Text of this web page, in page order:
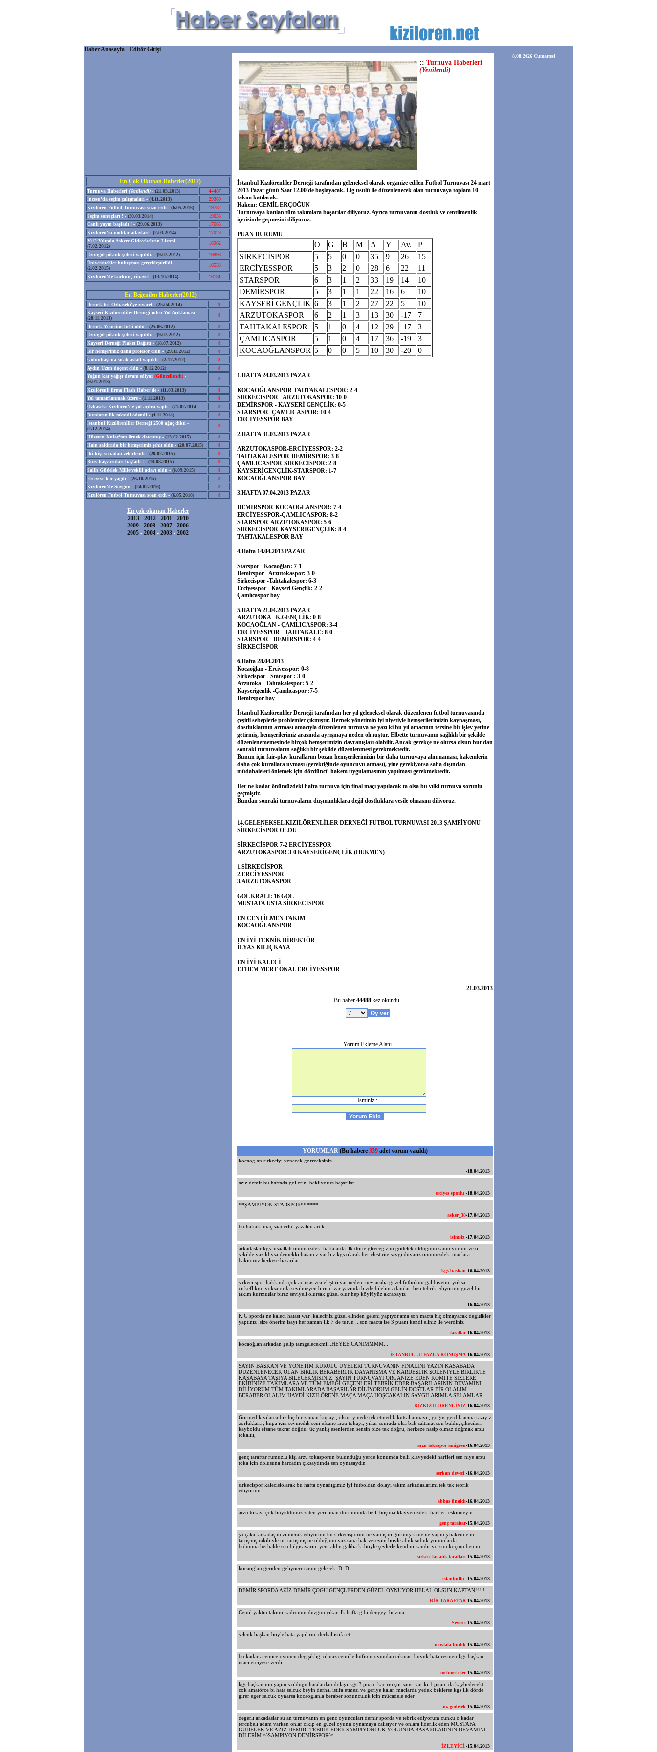
Haber Anasayfa - Editör Girişi
En Çok Okunan Haberler(2012)
Turnuva Haberleri (Yenilendi) - (21.03.2013)
44487
İncesu'da seçim çalışmaları - (4.11.2013)
29360
Kızılören Futbol Turnuvası soan erdi - (6.05.2016)
19732
Seçim sonuçları ! - (30.03.2014)
19038
Canlı yayın başladı ! - (29.06.2013)
17663
Kızılören'in muhtar adayları - (2.03.2014)
17026
2012 Yılında Askere Gidecekelerin Listesi -
(7.02.2012)
16962
Uzungöl piknik şöleni yapıldı. - (9.07.2012)
16896
Üniversiteliler buluşması gerçekleştirildi -
(2.02.2015)
16538
Kızılören'de korkunç cinayet - (13.10.2014) 16181
En Beğenilen Haberler(2012)
Dernek'ten Özhaseki'ye ziyaret - (25.04.2014)
9
Kayseri Kızılörenliler Derneği'nden Yol Açıklaması -
(28.11.2013)
8
Dernek Yönetimi belli oldu - (25.06.2012)
8
Uzungöl piknik şöleni yapıldı. - (9.07.2012)
8
Kayseri Derneği Plaket Dağıttı - (18.07.2012)
8
Bir hemşerimiz daha profesör oldu - (29.11.2012)
8
Gölünbaşı'na sıcak asfalt yapıldı - (2.12.2012)
8
Aydın Uzun doçent oldu - (8.12.2012)
8
Yoğun kar yağışı devam ediyor(Güncellendi) -
(9.01.2013)
8
Kızılörenli firma Flash Haber'de - (11.03.2013)
8
Yol tamamlanmak üzere - (1.11.2013)
8
Özhaseki Kızılören'de yol açılışı yaptı - (21.02.2014)
8
Bursların ilk taksidi ödendi - (4.11.2014)
8
İstanbul Kızılörenliler Derneği 2500 ağaç dikti -
(2.12.2014)
8
Hüseyin Kulaç'tan örnek davranış - (13.02.2015)
8
Hain saldırıda bir hemşerimiz şehit oldu - (20.07.2015)
8
İki kişi sobadan zehirlendi - (20.02.2015)
8
Burs başvuruları başladı ! - (10.08.2015)
8
Salih Güdelek Milletvekili adayı oldu - (6.09.2015)
8
Erciyese kar yağdı - (26.10.2015)
8
Kızılören'de Soygun - (24.02.2016)
8
Kızılören Futbol Turnuvası soan erdi - (6.05.2016) 8
En çok okunan Haberler
2013- 2012- 2011- 2010
2009 - 2008 - 2007 - 2006
2005 - 2004 - 2003 - 2002
:: Turnuva Haberleri
(Yenilendi)
İstanbul Kızılörenliler Derneği tarafından geleneksel olarak organize edilen Futbol Turnuvası 24 mart
2013 Pazar günü Saat 12.00'de başlayacak. Lig usulü ile düzenlenecek olan turnuvaya toplam 10
takım katılacak.
Hakem: CEMİL ERÇOĞUN
Turnuvaya katılan tüm takımlara başarılar diliyoruz. Ayrıca turnuvanın dostluk ve centilmenlik
içerisinde geçmesini diliyoruz.
PUAN DURUMU
O G B M A Y Av.
P
SİRKECİSPOR
5 5 0 0 35 9 26
15
ERCİYESSPOR
5 3 2 0 28 6 22
11
STARSPOR
6 3 1 2 33 19 14
10
DEMİRSPOR
5 3 1 1 22 16 6
10
KAYSERİ GENÇLİK 6 3 1 2 27 22 5
10
ARZUTOKASPOR
6 2 1 3 13 30 -17
7
TAHTAKALESPOR
5 1 0 4 12 29 -17
3
ÇAMLICASPOR
5 1 0 4 17 36 -19
3
KOCAOĞLANSPOR 5 0 0 5 10 30 -20 0
1.HAFTA 24.03.2013 PAZAR
KOCAOĞLANSPOR-TAHTAKALESPOR: 2-4
SİRKECİSPOR - ARZUTOKASPOR: 10-0
DEMİRSPOR - KAYSERİ GENÇLİK: 0-5
STARSPOR -ÇAMLICASPOR: 10-4
ERCİYESSPOR BAY
2.HAFTA 31.03.2013 PAZAR
ARZUTOKASPOR-ERCİYESSPOR: 2-2
TAHTAKALESPOR-DEMİRSPOR: 3-8
ÇAMLICASPOR-SİRKECİSPOR: 2-8
KAYSERİGENÇLİK-STARSPOR: 1-7
KOCAOĞLANSPOR BAY
3.HAFTA 07.04.2013 PAZAR
DEMİRSPOR-KOCAOĞLANSPOR: 7-4
ERCİYESSPOR-ÇAMLICASPOR: 8-2
STARSPOR-ARZUTOKASPOR: 5-6
SİRKECİSPOR-KAYSERİGENÇLİK: 8-4
TAHTAKALESPOR BAY
4.Hafta 14.04.2013 PAZAR
Starspor - Kocaoğlan: 7-1
Demirspor - Arzutokaspor: 3-0
Sirkecispor -Tahtakalespor: 6-3
Erciyesspor - Kayseri Gençlik: 2-2
Çamlıcaspor bay
5.HAFTA 21.04.2013 PAZAR
ARZUTOKA - K.GENÇLİK: 0-8
KOCAOĞLAN - ÇAMLICASPOR: 3-4
ERCİYESSPOR - TAHTAKALE: 8-0
STARSPOR - DEMİRSPOR: 4-4
SİRKECİSPOR
6.Hafta 28.04.2013
Kocaoğlan - Erciyesspor: 0-8
Sirkecispor - Starspor : 3-0
Arzutoka - Tahtakalespor: 5-2
Kayserigenlik -Çamlıcaspor :7-5
Demirspor bay
İstanbul Kızılörenliler Derneği tarafından her yıl geleneksel olarak düzenlenen futbol turnuvasında
çeşitli sebeplerle problemler çıkmıştır. Dernek yönetimin iyi niyetiyle hemşerilerimizin kaynaşması,
dostluklarının artması amacıyla düzenlenen turnuva ne yazı ki bu yıl amacının tersine bir işlev yerine
getirmiş, hemşerilerimiz arasında ayrışmaya neden olmuştur. Elbette turnuvanın sağlıklı bir şekilde
düzenlenememesinde birçok hemşerimizin davranışları olabilir. Ancak gerekçe ne olursa olsun bundan
sonraki turnuvaların sağlıklı bir şekilde düzenlenmesi gerekmektedir.
Bunun için fair-play kurallarını bozan hemşerilerimizin bir daha turnuvaya alınmaması, hakemlerin
daha çok kurallara uyması (gerektiğinde oyuncuyu atması), yine gerekiyorsa saha dışından
müdahaleleri önlemek için dördüncü hakem uygulamasının yapılması gerekmektedir.
Her ne kadar önümüzdeki hafta turnuva için final maçı yapılacak ta olsa bu yılki turnuva sorunlu
geçmiştir.
Bundan sonraki turnuvaların düşmanlıklara değil dostluklara vesile olmasını diliyoruz.
14.GELENEKSEL KIZILÖRENLİLER DERNEĞİ FUTBOL TURNUVASI 2013 ŞAMPİYONU
SİRKECİSPOR OLDU
SİRKECİSPOR 7-2 ERCİYESSPOR
ARZUTOKASPOR 3-0 KAYSERİGENÇLİK (HÜKMEN)
1.SİRKECİSPOR
2.ERCİYESSPOR
3.ARZUTOKASPOR
GOL KRALI: 16 GOL
MUSTAFA USTA SİRKECİSPOR
EN CENTİLMEN TAKIM
KOCAOĞLANSPOR
EN İYİ TEKNİK DİREKTÖR
İLYAS KILIÇKAYA
EN İYİ KALECİ
ETHEM MERT ÖNAL ERCİYESSPOR
21.03.2013
Bu haber 44488 kez okundu.
Yorum Ekleme Alanı
İsminiz :
YORUMLAR (Bu habere 339adet yorum yazıldı)
kocaoglan sirkeciyi yenecek gorrceksiniz
-18.04.2013
aziz demir bu haftada gollerini bekliyoruz başarılar
erciyes sporlu -18.04.2013
**ŞAMPİYON STARSPOR******
asker_38-17.04.2013
bu haftaki maç saatlerini yazalım artık
isimsiz-17.04.2013
arkadaslar kgs insaallah onumuzdeki haftalarda ilk dorte girecegiz m.godelek oldugunu sanmiyorum ve o
sekilde yazildiysa demekki hatamiz var biz kgs olarak her elestirite saygi duyariz.onumuzdeki maclara
bakitoruz herkese basarilar.
kgs baskan-16.04.2013
sirkeci spor hakkında çok acımasızca eleştiri var nedeni ney acaba güzel futbolmu galibiyetmi yoksa
cirkeflikmi yoksa orda sevilmeyen birimi var yazında bizde bilelim adamları ben tebrik ediyorum güzel bir
takım kurmuşlar biraz seviyeli olursak güzel olur hep köylüyüz akrabayız
-16.04.2013
K.G sporda ne kaleci hatası war .kaleciniz güzel elinden geleni yapıyor.ama son macta hiç olmayacak degişikler
yaptınız .size önerim isayı her zaman ilk 7 de tutun ...son macta ise 3 puanı kendi eliniz ile werdiniz
taraftar-16.04.2013
kocaoğlan arkadan gelip tamgelecekmi...HEYEE CANIMMMM...
İSTANBULLU FAZLA KONUŞMA-16.04.2013
SAYIN BAŞKAN VE YÖNETİM KURULU ÜYELERİ TURNUVANIN FİNALİNİ YAZIN KASABADA
DÜZENLENECEK OLAN BİRLİK BERABERLİK DAYANIŞMA VE KARDEŞLİK ŞÖLENİYLE BİRLİKTE
KASABAYA TAŞIYA BİLECEKMİSİNİZ. SAYIN TURNUVAYI ORGANİZE EDEN KOMİTE SİZLERE
EKİBİNİZE TAKIMLARA VE TÜM EMEĞİ GEÇENLERİ TEBRİK EDER BAŞARILARININ DEVAMINI
DİLİYORUM.TÜM TAKIMLARADA BAŞARILAR DİLİYORUM.GELİN DOSTLAR BİR OLALIM
BERABER OLALIM HAYDİ KIZILÖRENE MAÇA MAÇA HOŞCAKALIN SAYGILARIMLA SELAMLAR.
BİZKIZILÖRENLİYİZ-16.04.2013
Görmedik yılarca biz hiç bir zaman kupayı, olsun yinede tek etmedik kutsal armayı , göğüs gerdik acına razıyız
zorluklara , kupa için sevmedik seni efsane arzu tokayı, yıllar sonrada olsa bak saltanat son buldu, şikecileri
kayboldu efsane tekrar doğdu, üç yanlış esenlerden sensin bize tek doğru, herkeze nasip olmaz doğmak arzu
tokalııı,
arzu tokaspor amigosu-16.04.2013
genç taraftar rumuzlu kişi arzu tokasporun bulunduğu yerde konumda belli klavyedeki harfleri sen niye arzu
toka için dolusuna harcadın çıksaydında sen oynasaydın
serkan deveci -16.04.2013
sirkecispor kalecisiolarak bu hafta oynadıgımız iyi futboldan dolayı takım arkadaslarımı tek tek tebrik
ediyorum
abbas ünaldı-16.04.2013
arzu tokayı çok büyütdünüz.zaten yeri puan durumunda belli.boşuna klavyenizdeki harfleri eskitmeyin.
genç taraftar-15.04.2013
şu çakal arkadaşımızı merak ediyorum.bu sirkecisporun ne yanlışını görmüş.kime ne yapmış.hakemle mi
tartışmış,rakibiyle mi tartışmış.ne olduğunu yaz.sana hak vereyim.böyle abuk subuk yorumlarda
bulunma.herhalde sen bilgisayarını yeni aldın galiba ki böyle şeylerle kendini kandırıyorsun koçum benim.
sirkeci fanatik taraftarı-15.04.2013
kocaoglan gerıden gelıyoerr tamm gelecek :D :D
ıstanbullu -15.04.2013
DEMİR SPORDA AZİZ DEMİR ÇOGU GENÇLERDEN GÜZEL OYNUYOR.HELAL OLSUN KAPTAN!!!!!
BİR TARAFTAR-15.04.2013
Cemil yaktın takımı kadronun düzgün çıkar ilk hafta gibi dengeyi bozma
Seyirci-15.04.2013
selcuk başkan böyle hata yapılırmı derhal istifa et
mustafa fındık-15.04.2013
bu kadar acemice oyuncu degişikligi olmaz cemille lütfinin oyundan cıkması büyük hata resmen kgs başkanı
macı erciyese verdi
mehmet öter-15.04.2013
kgs başkanının yapmış oldugu hatalardan dolayı kgs 3 puanı kacırmıştır şansı var ki 1 puanı da kaybedecekti
cok amatörce bi hata selcuk beyin derhal istifa etmesi ve geriye kalan maclarda yedek beklerse kgs ilk dörde
girer eger selcuk oynarsa kocaoglanla beraber sonunculuk icin mücadele eder
m. gödelek-15.04.2013
degerlı arkadaslar su an turnuvanın en genc oyuncuları demir sporda ve tebrik ediyorum cunku o kadar
tercubelı adam varken onlar cıkıp en guzel oyunu oynamaya calısıyor ve onlara liderlik eden MUSTAFA
GUDELEK VE AZİZ DEMİRİ TEBRİK EDER SAMPIYONLUK YOLUNDA BASARILARININ DEVAMINI
DİLERİM ^^SAMPIYON DEMİRSPOR^^
İZLEYİCİ.-15.04.2013
8.08.2026 Cumartesi